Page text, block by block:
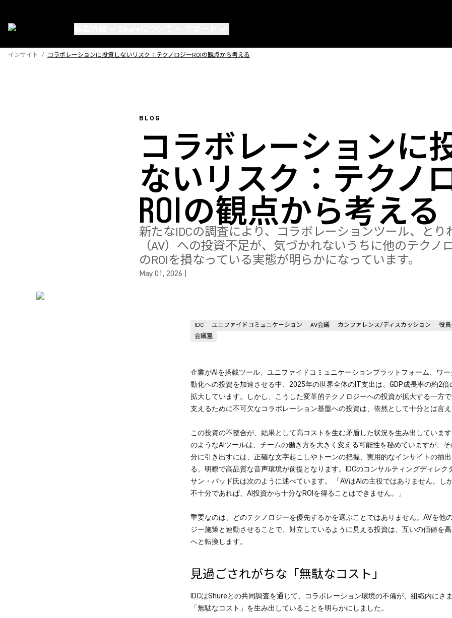
インサイト / コラボレーションに投資しないリスク：テクノロジーROIの観点から考える
BLOG
コラボレーションに
ないリスク：テクノ
ROIの観点から考える
新たなIDCの調査により、コラボレーションツール、とり
（AV）への投資不足が、気づかれないうちに他のテクノ
のROIを損なっている実態が明らかになっています。
May 01, 2026
IDC ユニファイドコミュニケーション AV会議 カンファレンス/ディスカッション
役
会議室
企業がAIを搭載ツール、ユニファイドコミュニケーションプラットフォーム、ワー
動化への投資を加速させる中、2025年の世界全体のIT支出は、GDP成長率の約2倍
拡大しています。しかし、こうした変革的テクノロジーへの投資が拡大する一方
支えるために不可欠なコラボレーション基盤への投資は、依然として十分とは言え
この投資の不整合が、結果として高コストを生む矛盾した状況を生み出していま
のようなAIツールは、チームの働き方を大きく変える可能性を秘めていますが、
分に引き出すには、正確な文字起こしやトーンの把握、実用的なインサイトの抽
る、明瞭で高品質な音声環境が前提となります。
IDCのコンサルティングディレク
サン・バッド氏は次のように述べています。 「AVはAIの主役ではありません。し
不十分であれば、AI投資から十分なROIを得ることはできません。」
重要なのは、どのテクノロジーを優先するかを選ぶことではありません。AVを他
ジー施策と連動させることで、対立しているように見える投資は、互いの価値を
へと転換します。
見過ごされがちな「無駄なコスト」
IDCはShureとの共同調査を通じて、コラボレーション環境の不備が、組織内にさ
「無駄なコスト」を生み出していることを明らかにしました。